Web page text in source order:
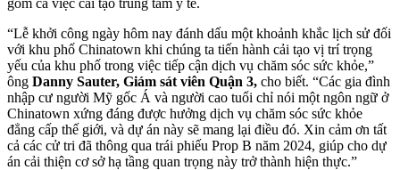
“Lễ khởi công ngày hôm nay đánh dấu một khoảnh khắc lịch sử đối
với khu phố Chinatown khi chúng ta tiến hành cải tạo vị trí trọng
yếu của khu phố trong việc tiếp cận dịch vụ chăm sóc sức khỏe,”
ông Danny Sauter, Giám sát viên Quận 3, cho biết. “Các gia đình
nhập cư người Mỹ gốc Á và người cao tuổi chỉ nói một ngôn ngữ ở
Chinatown xứng đáng được hưởng dịch vụ chăm sóc sức khỏe
đẳng cấp thế giới, và dự án này sẽ mang lại điều đó. Xin cảm ơn tất
cả các cử tri đã thông qua trái phiếu Prop B năm 2024, giúp cho dự
án cải thiện cơ sở hạ tầng quan trọng này trở thành hiện thực.”